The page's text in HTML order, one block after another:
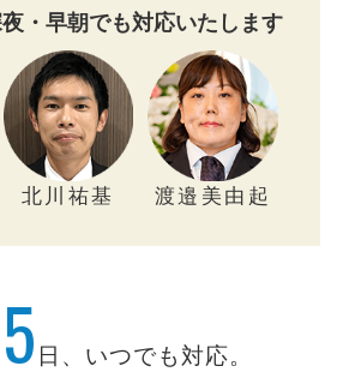
・早朝でも対応いたします
北川祐基 渡邉美由起
日、いつでも対応。